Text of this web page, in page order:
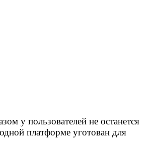
у пользователей не останется
платформе уготован для